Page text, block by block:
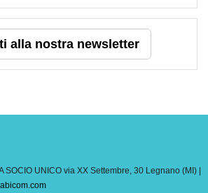
alla nostra newsletter
SOCIO UNICO via XX Settembre, 30 Legnano (MI) |